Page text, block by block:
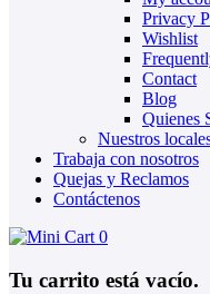
Privacy
Wishlist
Contact
Blog
Quienes
Nuestros
Trabaja con nosotros
Quejas y Reclamos
Contáctenos
0
Tu carrito está vacío.